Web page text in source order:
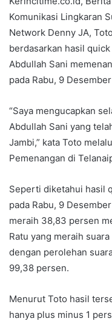
Komunikasi Lingkaran
Network Denny JA,
berdasarkan hasil
Abdullah Sani
pada Rabu, 9
“Saya mengucapkan
Abdullah Sani yang
Jambi,” kata Toto
Pemenangan di
Seperti diketahui hasil
pada Rabu, 9
meraih 38,83 persen
Ratu yang meraih
dengan perolehan
99,38 persen.
Menurut Toto hasil
hanya plus minus 1